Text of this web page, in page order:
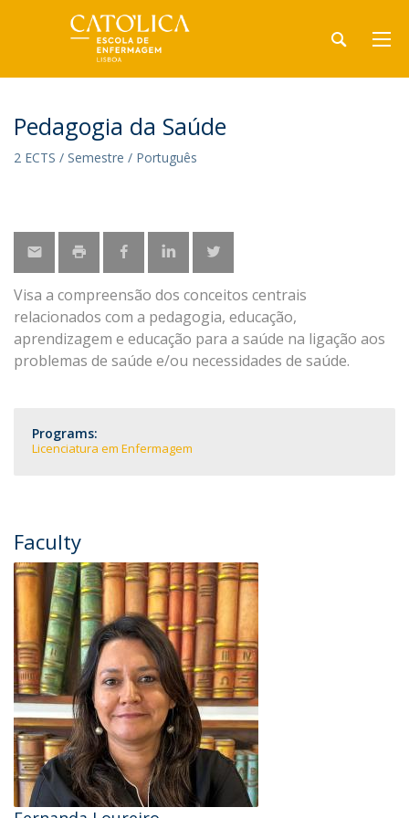
Pedagogia da Saúde
2 ECTS / Semestre / Português
Visa a compreensão dos conceitos centrais
relacionados com a pedagogia, educação,
aprendizagem e educação para a saúde na ligação aos
problemas de saúde e/ou necessidades de saúde.
Programs:
Licenciatura em Enfermagem
Faculty